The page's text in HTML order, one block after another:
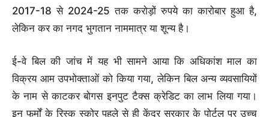
2017-18 से 2024-25 तक करोड़ों रुपये का कारोबार हुआ है,
लेकिन कर का नगद भुगतान नाममात्र या शून्य है।
ई-वे बिल की जांच में यह भी सामने आया कि अधिकांश माल का
विक्रय आम उपभोक्ताओं को किया गया, लेकिन बिल अन्य व्यवसायियों
के नाम से काटकर बोगस इनपुट टैक्स क्रेडिट का लाभ लिया गया।
इन फर्मों के रिस्क स्कोर पहले से ही केंद्र सरकार के पोर्टल पर उच्च